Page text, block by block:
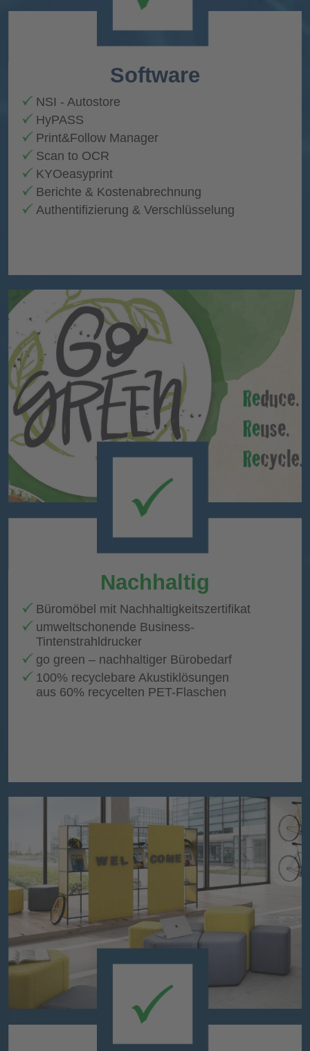
Software
NSI - Autostore
HyPASS
Print&Follow Manager
Scan to OCR
KYOeasyprint
Berichte & Kostenabrechnung
Authentifizierung & Verschlüsselung
Nachhaltig
Büromöbel mit Nachhaltigkeitszertifikat
umweltschonende Business-
Tintenstrahldrucker
go green – nachhaltiger Bürobedarf
100% recyclebare Akustiklösungen
aus 60% recycelten PET-Flaschen